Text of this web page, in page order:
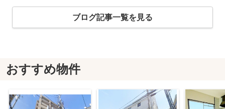
ブログ記事一覧を見る
おすすめ物件